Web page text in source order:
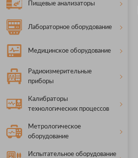
Пищевые анализаторы
Лабораторное оборудование
Медицинское оборудование
Радиоизмерительные
приборы
Калибраторы
технологических процессов
Метрологическое
оборудование
Испытательное оборудование